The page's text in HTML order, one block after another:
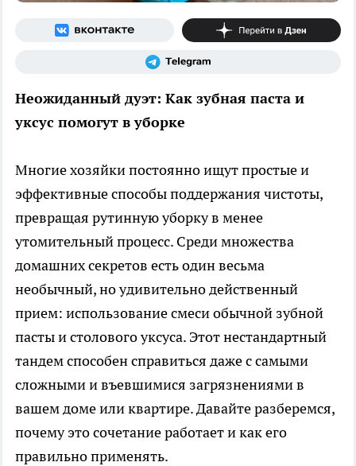
Неожиданный дуэт: Как зубная паста и
уксус помогут в уборке
Многие хозяйки постоянно ищут простые и
эффективные способы поддержания чистоты,
превращая рутинную уборку в менее
утомительный процесс. Среди множества
домашних секретов есть один весьма
необычный, но удивительно действенный
прием: использование смеси обычной зубной
пасты и столового уксуса. Этот нестандартный
тандем способен справиться даже с самыми
сложными и въевшимися загрязнениями в
вашем доме или квартире. Давайте разберемся,
почему это сочетание работает и как его
правильно применять.